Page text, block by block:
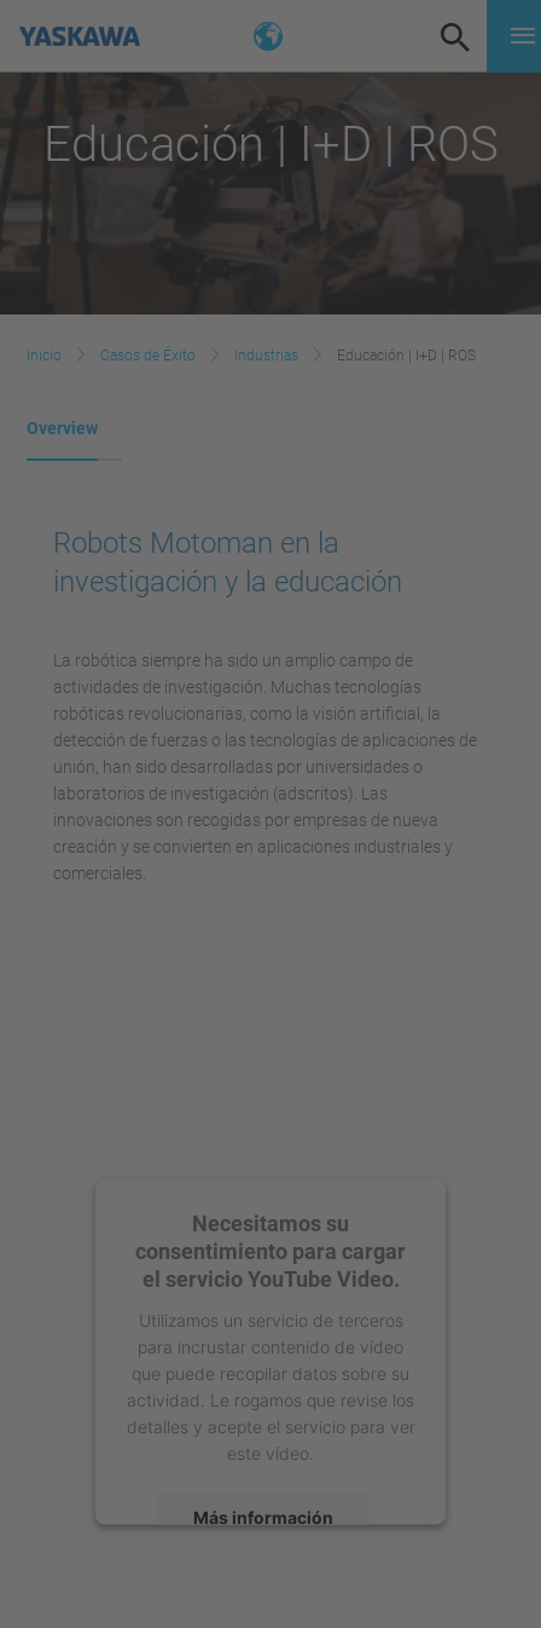
Educación | I+D | ROS
Inicio Casos de Éxito Industrias Educación | I+D | ROS
Overview
Robots Motoman en la
investigación y la educación
La robótica siempre ha sido un amplio campo de
actividades de investigación. Muchas tecnologías
robóticas revolucionarias, como la visión artificial, la
detección de fuerzas o las tecnologías de aplicaciones de
unión, han sido desarrolladas por universidades o
laboratorios de investigación (adscritos). Las
innovaciones son recogidas por empresas de nueva
creación y se convierten en aplicaciones industriales y
comerciales.
Necesitamos su
consentimiento para cargar
el servicio YouTube Video.
Utilizamos un servicio de terceros
para incrustar contenido de vídeo
que puede recopilar datos sobre su
actividad. Le rogamos que revise los
detalles y acepte el servicio para ver
este vídeo.
Más información